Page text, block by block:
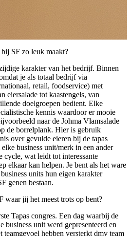
SF zo leuk maakt?
karakter van het bedrijf. Binnen
je als totaal bedrijf via
retail, foodservice) met
eiersalade tot kaastengels, van
doelgroepen bedient. Elke
kennis waardoor er mooie
naar de Johma Vlamsalade
de borrelplank. Hier is gebruik
over gevulde eieren bij de tapas
business unit/merk in een ander
cycle, wat leidt tot interessante
elkaar kan helpen. Je bent als het ware
units hun eigen karakter
genen bestaan.
waar jij het meest trots op bent?
Tapas congres. Een dag waarbij de
business unit werd gepresenteerd en
teamgevoel hebben versterkt dmv team